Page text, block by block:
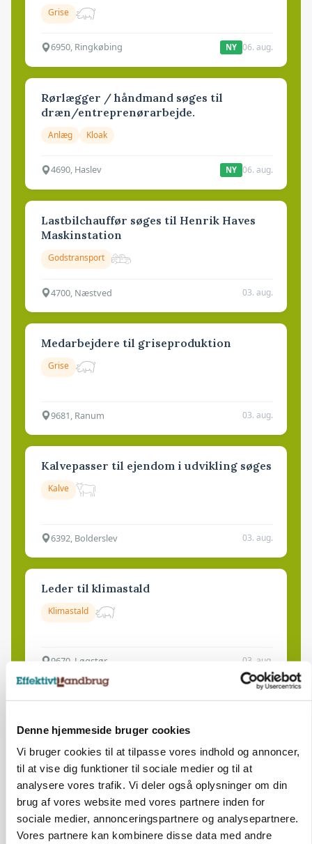
Denne hjemmeside bruger cookies
Vi bruger cookies til at tilpasse vores indhold og annoncer,
til at vise dig funktioner til sociale medier og til at
analysere vores trafik. Vi deler også oplysninger om din
brug af vores website med vores partnere inden for
sociale medier, annonceringspartnere og analysepartnere.
Vores partnere kan kombinere disse data med andre
Grise
6950, Ringkøbing NY 06. aug.
Rørlægger / håndmand søges til
dræn/entreprenørarbejde.
Anlæg Kloak
4690, Haslev NY 06. aug.
Lastbilchauffør søges til Henrik Haves
Maskinstation
Godstransport
4700, Næstved 03. aug.
Medarbejdere til griseproduktion
Grise
9681, Ranum 03. aug.
Kalvepasser til ejendom i udvikling søges
Kalve
6392, Bolderslev 03. aug.
Leder til klimastald
Klimastald
9670, Løgstør 03. aug.